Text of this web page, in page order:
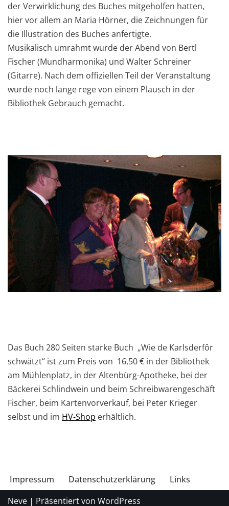
der Verwirklichung des Buches mitgeholfen hatten,
hier vor allem an Maria Hörner, die Zeichnungen für
die Illustration des Buches anfertigte.
Musikalisch umrahmt wurde der Abend von Bertl
Fischer (Mundharmonika) und Walter Schreiner
(Gitarre). Nach dem offiziellen Teil der Veranstaltung
wurde noch lange rege von einem Plausch in der
Bibliothek Gebrauch gemacht.
Das Buch 280 Seiten starke Buch „Wie de Karlsderfôr
schwätzt“ ist zum Preis von 16,50 € in der Bibliothek
am Mühlenplatz, in der Altenbürg-Apotheke, bei der
Bäckerei Schlindwein und beim Schreibwarengeschäft
Fischer, beim Kartenvorverkauf, bei Peter Krieger
selbst und im HV-Shop erhältlich.
Impressum Datenschutzerklärung
Links
Neve | Präsentiert von WordPress